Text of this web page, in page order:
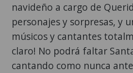
navideño a cargo de
personajes y sorpresas, y
músicos y cantantes
claro! No podrá faltar
cantando como nunca